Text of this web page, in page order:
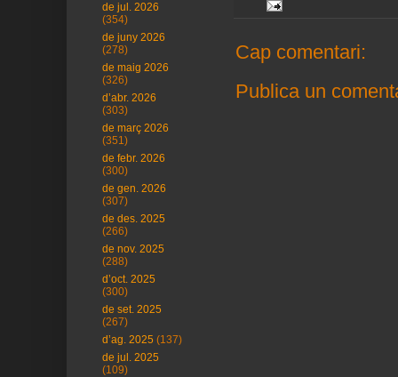
Cap comentari:
Publica un
de jul. 2026
(354)
de juny 2026
(278)
de maig 2026
(326)
d’abr. 2026
(303)
de març 2026
(351)
de febr. 2026
(300)
de gen. 2026
(307)
de des. 2025
(266)
de nov. 2025
(288)
d’oct. 2025
(300)
de set. 2025
(267)
d’ag. 2025 (137)
de jul. 2025
(109)